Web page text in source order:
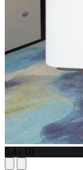
6.4 / 10